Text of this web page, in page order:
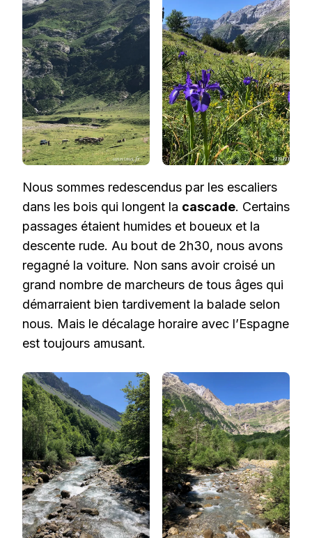
Nous sommes redescendus par les escaliers
dans les bois qui longent la cascade. Certains
passages étaient humides et boueux et la
descente rude. Au bout de 2h30, nous avons
regagné la voiture. Non sans avoir croisé un
grand nombre de marcheurs de tous âges qui
démarraient bien tardivement la balade selon
nous. Mais le décalage horaire avec l’Espagne
est toujours amusant.